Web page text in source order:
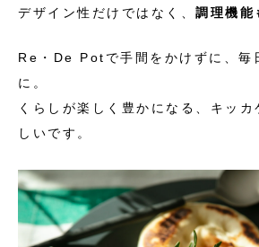
デザイン性だけではなく、 調理機能
Re・De Potで手間をかけずに、毎
に。
くらしが楽しく豊かになる、キッ
しいです。